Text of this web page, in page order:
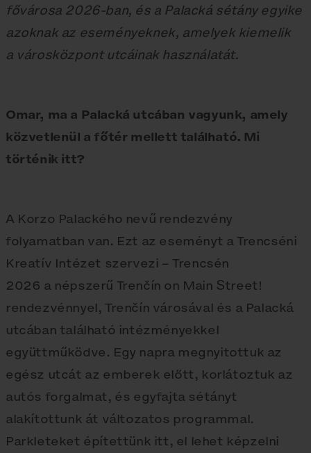
fővárosa 2026-ban, és a Palacká sétány egyike
azoknak az eseményeknek, amelyek kiemelik
a városközpont utcáinak használatát.
Omar, ma a Palacká utcában vagyunk, amely
közvetlenül a főtér mellett található. Mi
történik itt?
A Korzo Palackého nevű rendezvény
folyamatban van. Ezt az eseményt a Trencséni
Kreatív Intézet szervezi – Trencsén
2026 a népszerű Trenčín on Main Street!
rendezvénnyel, Trenčín városával és a Palacká
utcában található intézményekkel
együttműködve. Egy napra megnyitottuk az
egész utcát az emberek előtt, korlátoztuk az
autós forgalmat, és egyfajta sétányt
alakítottunk át változatos programmal.
Parkleteket építettünk itt, el lehet képzelni